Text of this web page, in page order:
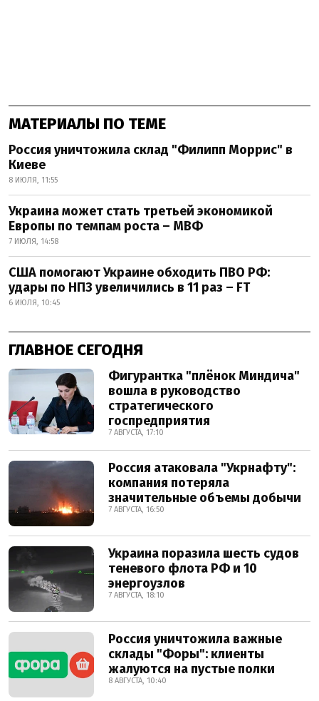
МАТЕРИАЛЫ ПО ТЕМЕ
Россия уничтожила склад "Филипп Моррис" в
Киеве
8 ИЮЛЯ, 11:55
Украина может стать третьей экономикой
Европы по темпам роста – МВФ
7 ИЮЛЯ, 14:58
США помогают Украине обходить ПВО РФ:
удары по НПЗ увеличились в 11 раз – FT
6 ИЮЛЯ, 10:45
ГЛАВНОЕ СЕГОДНЯ
Фигурантка "плёнок Миндича"
вошла в руководство
стратегического
госпредприятия
7 АВГУСТА, 17:10
Россия атаковала "Укрнафту":
компания потеряла
значительные объемы добычи
7 АВГУСТА, 16:50
Украина поразила шесть судов
теневого флота РФ и 10
энергоузлов
7 АВГУСТА, 18:10
Россия уничтожила важные
склады "Форы": клиенты
жалуются на пустые полки
8 АВГУСТА, 10:40